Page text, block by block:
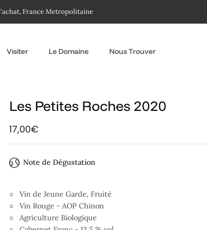
France Metropolitaine
Visiter Le Domaine Nous Trouver
Les Petites Roches 2020
17,00€
Note de Dégustation
○ Vin de Jeune Garde, Fruité
○ Vin Rouge - AOP Chinon
○ Agriculture Biologique